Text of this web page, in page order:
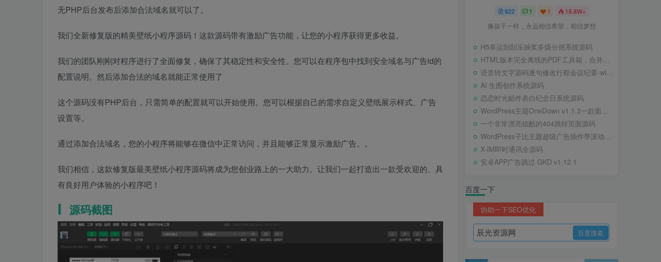
无PHP后台发布后添加合法域名就可以了。
我们全新修复版的精美壁纸小程序源码！这款源码带有激励广告功能，让您的小程序获得更多收益。
我们的团队刚刚对程序进行了全面修复，确保了其稳定性和安全性。您可以在程序包中找到安全域名与广告id的
配置说明。然后添加合法的域名就能正常使用了
这个源码没有PHP后台，只需简单的配置就可以开始使用。您可以根据自己的需求自定义壁纸展示样式、广告
设置等。
通过添加合法域名，您的小程序将能够在微信中正常访问，并且能够正常显示激励广告。。
我们相信，这款修复版最美壁纸小程序源码将成为您创业路上的一大助力。让我们一起打造出一款受欢迎的、具
有良好用户体验的小程序吧！
源码截图
922 1 1 18.8W+
像孩子一样，永远相信希望，相信梦想
H5幸运刮刮乐抽奖多级分佣系统源码
HTML版本完全离线的PDF工具箱，合并、拆分、旋转、删除、PDF转图片、图片转PDF
语音转文字源码逐句修改行程会议纪要-wisper版本
AI 生图创作系统源码
恋恋时光邮件表白纪念日系统源码
WordPress主题OneDown v1.1.3一款面向个人站长的资源下载、技术教程、内容资讯类站点的 WordPress 主题
一个非常漂亮炫酷的404跳转页面源码
WordPress子比主题超级广告插件带滚动公告
X-IM即时通讯全源码
安卓APP广告跳过 GKD v1.12.1
百度一下
协助一下SEO优化